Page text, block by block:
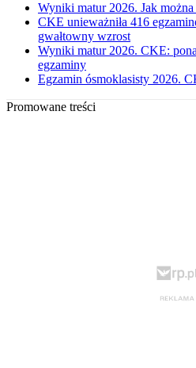
Wyniki matur 2026. Jak można
CKE unieważniła 416
gwałtowny wzrost
Wyniki matur 2026. CKE:
egzaminy
Egzamin ósmoklasisty 2026.
Promowane treści